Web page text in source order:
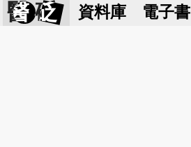
醫 砭 資料庫 電子書